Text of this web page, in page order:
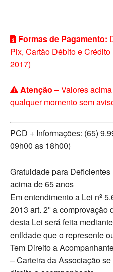
Formas de Pagamento:
Pix, Cartão Débito e
2017)
Atenção – Valores
qualquer momento sem
PCD + Informações: (65)
09h00 as 18h00)
Gratuidade para
acima de 65 anos
Em entendimento a Lei nº
2013 art. 2º a
desta Lei será feita
entidade que o represente
Tem Direito a
– Carteira da Associação